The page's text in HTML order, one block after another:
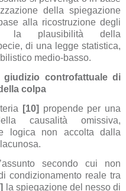
della spiegazione
alla ricostruzione degli
la plausibilità della
di una legge statistica,
medio-basso.
controfattuale di
colpa
[10] propende per una
causalità omissiva,
logica non accolta dalla
secondo cui non
condizionamento reale tra
la spiegazione del nesso di